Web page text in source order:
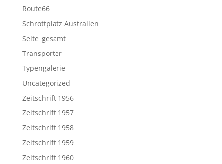
Route66
Schrottplatz Australien
Seite_gesamt
Transporter
Typengalerie
Uncategorized
Zeitschrift 1956
Zeitschrift 1957
Zeitschrift 1958
Zeitschrift 1959
Zeitschrift 1960